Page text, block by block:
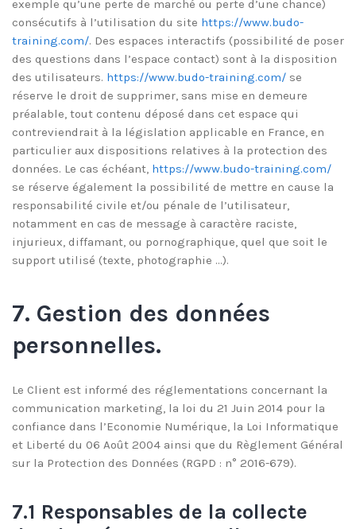
exemple qu’une perte de marché ou perte d’une chance)
consécutifs à l’utilisation du site https://www.budo-
training.com/. Des espaces interactifs (possibilité de poser
des questions dans l’espace contact) sont à la disposition
des utilisateurs. https://www.budo-training.com/ se
réserve le droit de supprimer, sans mise en demeure
préalable, tout contenu déposé dans cet espace qui
contreviendrait à la législation applicable en France, en
particulier aux dispositions relatives à la protection des
données. Le cas échéant, https://www.budo-training.com/
se réserve également la possibilité de mettre en cause la
responsabilité civile et/ou pénale de l’utilisateur,
notamment en cas de message à caractère raciste,
injurieux, diffamant, ou pornographique, quel que soit le
support utilisé (texte, photographie …).
7. Gestion des données
personnelles.
Le Client est informé des réglementations concernant la
communication marketing, la loi du 21 Juin 2014 pour la
confiance dans l’Economie Numérique, la Loi Informatique
et Liberté du 06 Août 2004 ainsi que du Règlement Général
sur la Protection des Données (RGPD : n° 2016-679).
7.1 Responsables de la collecte